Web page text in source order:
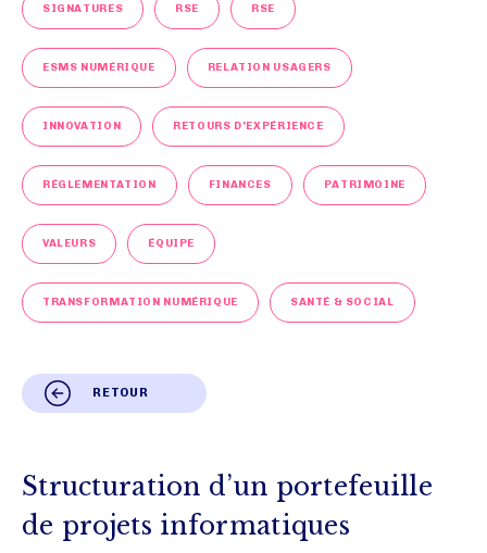
SIGNATURES RSE RSE
ESMS NUMÉRIQUE RELATION USAGERS
INNOVATION RETOURS D'EXPÉRIENCE
RÉGLEMENTATION FINANCES PATRIMOINE
VALEURS ÉQUIPE
TRANSFORMATION NUMÉRIQUE SANTÉ & SOCIAL
RETOUR
Structuration d’un portefeuille
de projets informatiques